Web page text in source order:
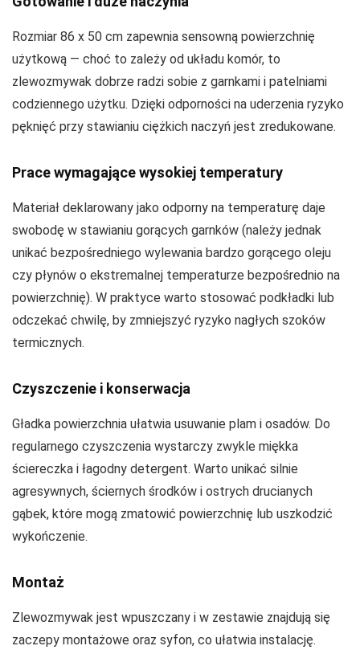
Rozmiar 86 x 50 cm zapewnia sensowną powierzchnię
użytkową — choć to zależy od układu komór, to
zlewozmywak dobrze radzi sobie z garnkami i patelniami
codziennego użytku. Dzięki odporności na uderzenia ryzyko
pęknięć przy stawianiu ciężkich naczyń jest zredukowane.
Prace wymagające wysokiej temperatury
Materiał deklarowany jako odporny na temperaturę daje
swobodę w stawianiu gorących garnków (należy jednak
unikać bezpośredniego wylewania bardzo gorącego oleju
czy płynów o ekstremalnej temperaturze bezpośrednio na
powierzchnię). W praktyce warto stosować podkładki lub
odczekać chwilę, by zmniejszyć ryzyko nagłych szoków
termicznych.
Czyszczenie i konserwacja
Gładka powierzchnia ułatwia usuwanie plam i osadów. Do
regularnego czyszczenia wystarczy zwykle miękka
ściereczka i łagodny detergent. Warto unikać silnie
agresywnych, ściernych środków i ostrych drucianych
gąbek, które mogą zmatowić powierzchnię lub uszkodzić
wykończenie.
Montaż
Zlewozmywak jest wpuszczany i w zestawie znajdują się
zaczepy montażowe oraz syfon, co ułatwia instalację.